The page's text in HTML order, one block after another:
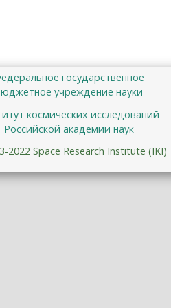
государственное
учреждение науки
космических исследований
Российской академии наук
2022 Space Research Institute (IKI)